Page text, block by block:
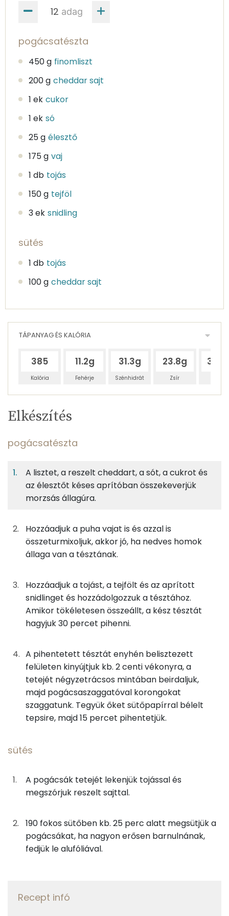
adag
pogácsatészta
450 g finomliszt
200 g cheddar sajt
1 ek cukor
1 ek só
25 g élesztő
175 g vaj
1 db tojás
150 g tejföl
3 ek snidling
sütés
1 db tojás
100 g cheddar sajt
TÁPANYAG ÉS KALÓRIA
385
Kalória
11.2g
Fehérje
31.3g
Szénhidrát
23.8g
Zsír
Egy
adagban
11%
pogácsatészta
17gcheddar sajt
67 kcal
1gcukor
1gsó
0 kcal
2g élesztő
2 kcal
15gvaj
5gtojás
6 kcal
13g tejföl
25 kcal
1g snidling 0 kcal
8gcheddar sajt 34 kcal
TÁPANYAGTARTALOM
11%
Fehérje
31%
Szénhidrát
24%
33%
Nátrium
Kálcium
Foszfor
Szelén
Magnézium
TOP vitaminok
Kolin:
Niacin - B3 vitamin:
E vitamin:
Fehérje
Összesen 11.2 g
Zsír
Telített zsírsav
Elkészítés
pogácsatészta
A lisztet, a reszelt cheddart, a sót, a cukrot és
az élesztőt késes aprítóban összekeverjük
morzsás állagúra.
Hozzáadjuk a puha vajat is és azzal is
összeturmixoljuk, akkor jó, ha nedves homok
állaga van a tésztának.
Hozzáadjuk a tojást, a tejfölt és az aprított
snidlinget és hozzádolgozzuk a tésztához.
Amikor tökéletesen összeállt, a kész tésztát
hagyjuk 30 percet pihenni.
A pihentetett tésztát enyhén belisztezett
felületen kinyújtjuk kb. 2 centi vékonyra, a
tetejét négyzetrácsos mintában beirdaljuk,
majd pogácsaszaggatóval korongokat
szaggatunk. Tegyük őket sütőpapírral bélelt
tepsire, majd 15 percet pihentetjük.
sütés
A pogácsák tetejét lekenjük tojással és
megszórjuk reszelt sajttal.
190 fokos sütőben kb. 25 perc alatt megsütjük a
pogácsákat, ha nagyon erősen barnulnának,
fedjük le alufóliával.
Recept infó